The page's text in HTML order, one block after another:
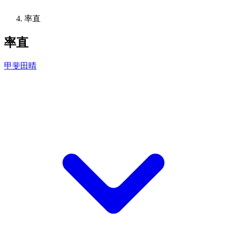
率直
率直
甲斐田晴